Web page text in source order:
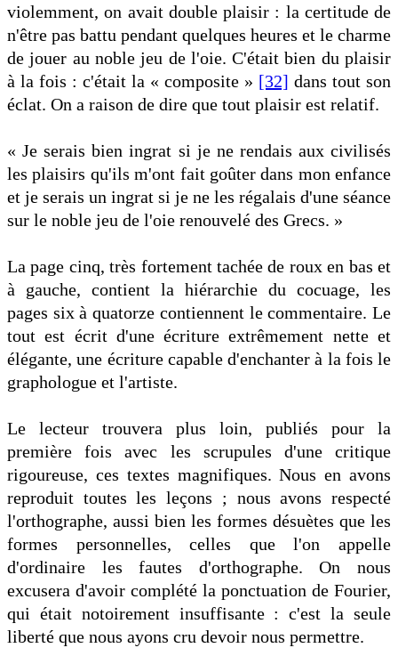
violemment, on avait double plaisir : la certitude de
n'être pas battu pendant quelques heures et le charme
de jouer au noble jeu de l'oie. C'était bien du plaisir
à la fois : c'était la « composite » [32] dans tout son
éclat. On a raison de dire que tout plaisir est relatif.
« Je serais bien ingrat si je ne rendais aux civilisés
les plaisirs qu'ils m'ont fait goûter dans mon enfance
et je serais un ingrat si je ne les régalais d'une séance
sur le noble jeu de l'oie renouvelé des Grecs. »
La page cinq, très fortement tachée de roux en bas et
à gauche, contient la hiérarchie du cocuage, les
pages six à quatorze contiennent le commentaire. Le
tout est écrit d'une écriture extrêmement nette et
élégante, une écriture capable d'enchanter à la fois le
graphologue et l'artiste.
Le lecteur trouvera plus loin, publiés pour la
première fois avec les scrupules d'une critique
rigoureuse, ces textes magnifiques. Nous en avons
reproduit toutes les leçons ; nous avons respecté
l'orthographe, aussi bien les formes désuètes que les
formes personnelles, celles que l'on appelle
d'ordinaire les fautes d'orthographe. On nous
excusera d'avoir complété la ponctuation de Fourier,
qui était notoirement insuffisante : c'est la seule
liberté que nous ayons cru devoir nous permettre.